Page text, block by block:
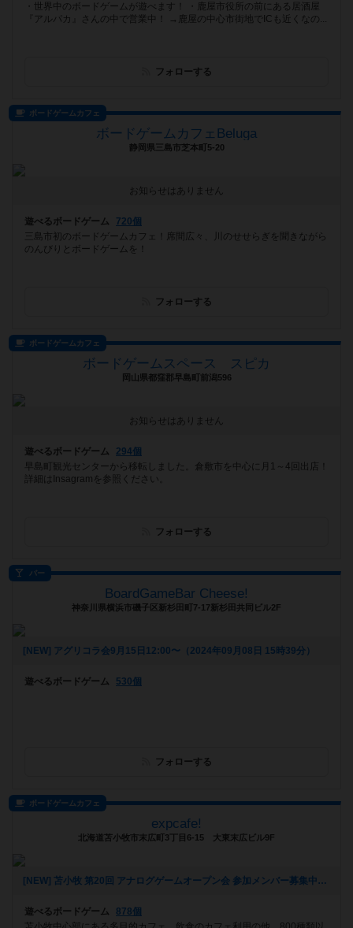
・世界中のボードゲームが遊べます！ ・鹿屋市役所の前にある居酒屋
『アルパカ』さんの中で営業中！ →鹿屋の中心市街地でICも近くなの...
フォローする
ボードゲームカフェ
ボードゲームカフェBeluga
静岡県三島市芝本町5-20
お知らせはありません
遊べるボードゲーム
720個
三島市初のボードゲームカフェ！席間広々、川のせせらぎを聞きながら
のんびりとボードゲームを！
フォローする
ボードゲームカフェ
ボードゲームスペース スピカ
岡山県都窪郡早島町前潟596
お知らせはありません
遊べるボードゲーム
294個
早島町観光センターから移転しました。倉敷市を中心に月1～4回出店！
詳細はInsagramを参照ください。
フォローする
バー
BoardGameBar Cheese!
神奈川県横浜市磯子区新杉田町7-17新杉田共同ビル2F
[NEW] アグリコラ会9月15日12:00〜（2024年09月08日 15時39分）
遊べるボードゲーム 530個
フォローする
ボードゲームカフェ
expcafe!
北海道苫小牧市末広町3丁目6-15 大東末広ビル9F
[NEW] 苫小牧 第20回 アナログゲームオープン会 参加メンバー募集中！（2024年09月05日 23時49分）
遊べるボードゲーム
878個